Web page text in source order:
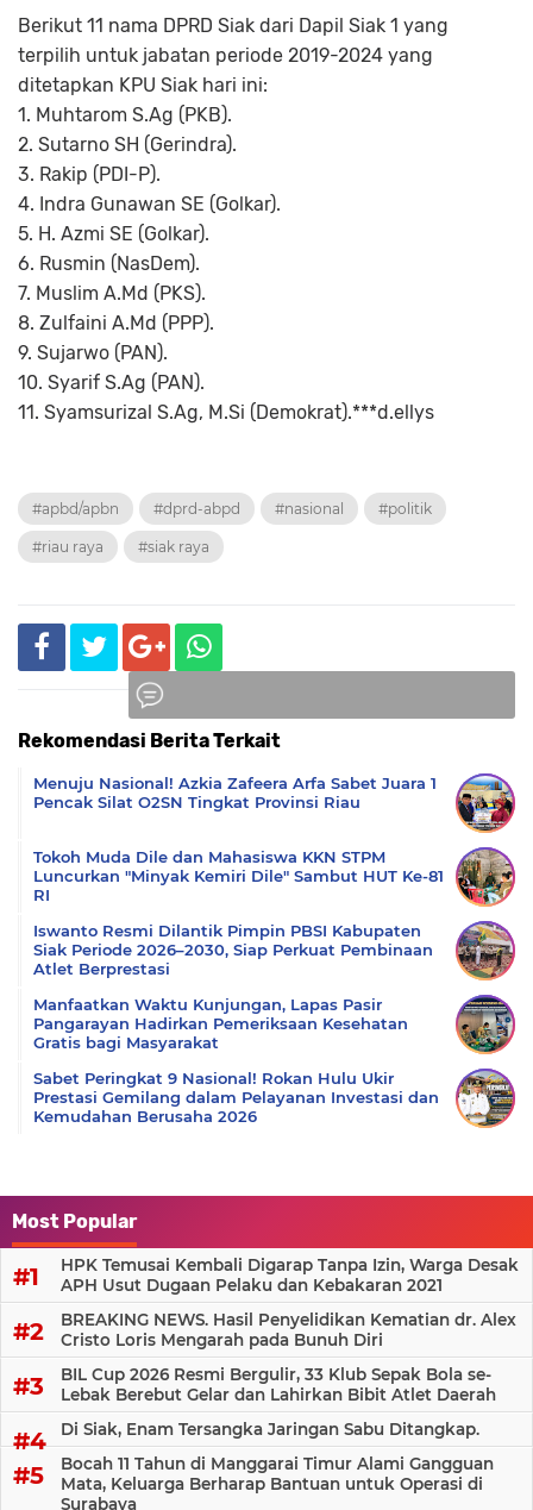
Berikut 11 nama DPRD Siak dari Dapil Siak 1 yang
terpilih untuk jabatan periode 2019-2024 yang
ditetapkan KPU Siak hari ini:
1. Muhtarom S.Ag (PKB).
2. Sutarno SH (Gerindra).
3. Rakip (PDI-P).
4. Indra Gunawan SE (Golkar).
5. H. Azmi SE (Golkar).
6. Rusmin (NasDem).
7. Muslim A.Md (PKS).
8. Zulfaini A.Md (PPP).
9. Sujarwo (PAN).
10. Syarif S.Ag (PAN).
11. Syamsurizal S.Ag, M.Si (Demokrat).***d.ellys
#apbd/apbn #dprd-abpd #nasional #politik
#riau raya #siak raya
Rekomendasi Berita Terkait
Menuju Nasional! Azkia Zafeera Arfa Sabet Juara 1
Pencak Silat O2SN Tingkat Provinsi Riau
Tokoh Muda Dile dan Mahasiswa KKN STPM
Luncurkan "Minyak Kemiri Dile" Sambut HUT Ke-81
RI
Iswanto Resmi Dilantik Pimpin PBSI Kabupaten
Siak Periode 2026–2030, Siap Perkuat Pembinaan
Atlet Berprestasi
Manfaatkan Waktu Kunjungan, Lapas Pasir
Pangarayan Hadirkan Pemeriksaan Kesehatan
Gratis bagi Masyarakat
Sabet Peringkat 9 Nasional! Rokan Hulu Ukir
Prestasi Gemilang dalam Pelayanan Investasi dan
Kemudahan Berusaha 2026
Most Popular
HPK Temusai Kembali Digarap Tanpa Izin, Warga Desak
APH Usut Dugaan Pelaku dan Kebakaran 2021
BREAKING NEWS. Hasil Penyelidikan Kematian dr. Alex
Cristo Loris Mengarah pada Bunuh Diri
BIL Cup 2026 Resmi Bergulir, 33 Klub Sepak Bola se-
Lebak Berebut Gelar dan Lahirkan Bibit Atlet Daerah
Di Siak, Enam Tersangka Jaringan Sabu Ditangkap.
Bocah 11 Tahun di Manggarai Timur Alami Gangguan
Mata, Keluarga Berharap Bantuan untuk Operasi di
Surabaya